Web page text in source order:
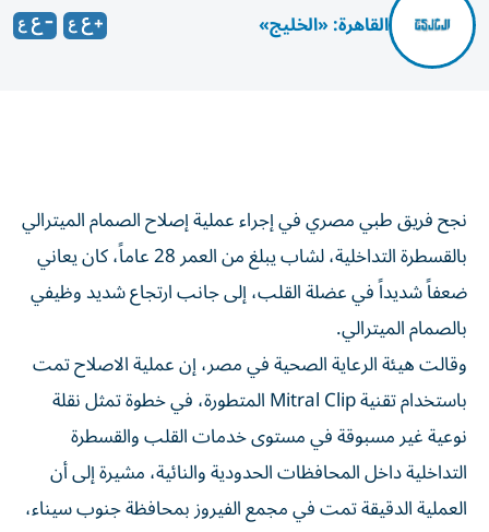
القاهرة: «الخليج»
نجح فريق طبي مصري في إجراء عملية إصلاح الصمام الميترالي
بالقسطرة التداخلية، لشاب يبلغ من العمر 28 عاماً، كان يعاني
ضعفاً شديداً في عضلة القلب، إلى جانب ارتجاع شديد وظيفي
بالصمام الميترالي.
وقالت هيئة الرعاية الصحية في مصر، إن عملية الاصلاح تمت
باستخدام تقنية Mitral Clip المتطورة، في خطوة تمثل نقلة
نوعية غير مسبوقة في مستوى خدمات القلب والقسطرة
التداخلية داخل المحافظات الحدودية والنائية، مشيرة إلى أن
العملية الدقيقة تمت في مجمع الفيروز بمحافظة جنوب سيناء،